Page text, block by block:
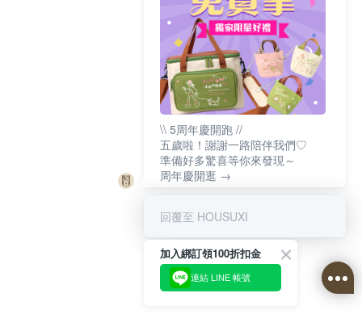
\\ 5周年慶開跑 //
五歲啦！謝謝一路陪伴我們♡
準備好多驚喜等你來發現～
周年慶開逛 →
回覆至 HOUSUXI
加入綁訂領100折扣金
連結 LINE 帳號